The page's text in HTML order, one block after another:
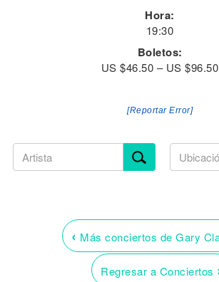
Hora:
19:30
Boletos:
US $46.50 – US $96.50
[Reportar Error]
‹ Más conciertos de Gary
Regresar a Conciertos